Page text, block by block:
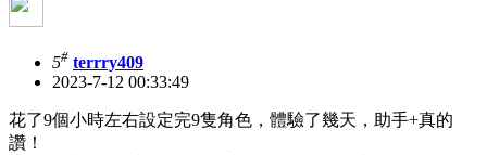
5# terrry409
2023-7-12 00:33:49
花了9個小時左右設定完9隻角色，體驗了幾天，助手+真的
讚！